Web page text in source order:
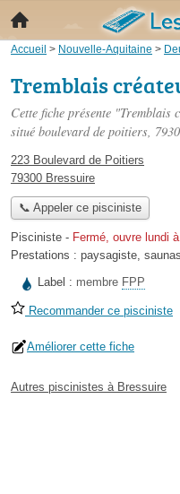
Accueil > Nouvelle-Aquitaine >
Tremblais
Cette fiche présente
situé boulevard de poitiers,
223 Boulevard de Poitiers
79300 Bressuire
📞 Appeler ce pisciniste
Pisciniste - Fermé, ouvre lundi
Prestations : paysagiste, saunas
Label : membre FPP
Recommander ce pisciniste
Améliorer cette fiche
Autres piscinistes à Bressuire